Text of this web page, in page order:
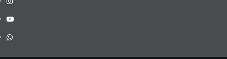
YouTube
Whatsapp